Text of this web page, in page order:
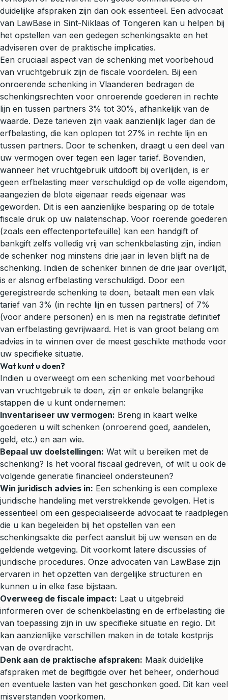
duidelijke afspraken zijn dan ook essentieel. Een advocaat
van LawBase in Sint-Niklaas of Tongeren kan u helpen bij
het opstellen van een gedegen schenkingsakte en het
adviseren over de praktische implicaties.
Een cruciaal aspect van de schenking met voorbehoud
van vruchtgebruik zijn de fiscale voordelen. Bij een
onroerende schenking in Vlaanderen bedragen de
schenkingsrechten voor onroerende goederen in rechte
lijn en tussen partners 3% tot 30%, afhankelijk van de
waarde. Deze tarieven zijn vaak aanzienlijk lager dan de
erfbelasting, die kan oplopen tot 27% in rechte lijn en
tussen partners. Door te schenken, draagt u een deel van
uw vermogen over tegen een lager tarief. Bovendien,
wanneer het vruchtgebruik uitdooft bij overlijden, is er
geen erfbelasting meer verschuldigd op de volle eigendom,
aangezien de blote eigenaar reeds eigenaar was
geworden. Dit is een aanzienlijke besparing op de totale
fiscale druk op uw nalatenschap. Voor roerende goederen
(zoals een effectenportefeuille) kan een handgift of
bankgift zelfs volledig vrij van schenkbelasting zijn, indien
de schenker nog minstens drie jaar in leven blijft na de
schenking. Indien de schenker binnen de drie jaar overlijdt,
is er alsnog erfbelasting verschuldigd. Door een
geregistreerde schenking te doen, betaalt men een vlak
tarief van 3% (in rechte lijn en tussen partners) of 7%
(voor andere personen) en is men na registratie definitief
van erfbelasting gevrijwaard. Het is van groot belang om
advies in te winnen over de meest geschikte methode voor
uw specifieke situatie.
Wat kunt u doen?
Indien u overweegt om een schenking met voorbehoud
van vruchtgebruik te doen, zijn er enkele belangrijke
stappen die u kunt ondernemen:
Inventariseer uw vermogen: Breng in kaart welke
goederen u wilt schenken (onroerend goed, aandelen,
geld, etc.) en aan wie.
Bepaal uw doelstellingen: Wat wilt u bereiken met de
schenking? Is het vooral fiscaal gedreven, of wilt u ook de
volgende generatie financieel ondersteunen?
Win juridisch advies in: Een schenking is een complexe
juridische handeling met verstrekkende gevolgen. Het is
essentieel om een gespecialiseerde advocaat te raadplegen
die u kan begeleiden bij het opstellen van een
schenkingsakte die perfect aansluit bij uw wensen en de
geldende wetgeving. Dit voorkomt latere discussies of
juridische procedures. Onze advocaten van LawBase zijn
ervaren in het opzetten van dergelijke structuren en
kunnen u in elke fase bijstaan.
Overweeg de fiscale impact: Laat u uitgebreid
informeren over de schenkbelasting en de erfbelasting die
van toepassing zijn in uw specifieke situatie en regio. Dit
kan aanzienlijke verschillen maken in de totale kostprijs
van de overdracht.
Denk aan de praktische afspraken: Maak duidelijke
afspraken met de begiftigde over het beheer, onderhoud
en eventuele lasten van het geschonken goed. Dit kan veel
misverstanden voorkomen.